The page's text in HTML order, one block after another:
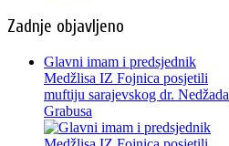
Zadnje objavljeno
Glavni imam i predsjednik
Medžlisa IZ Fojnica posjetili
muftiju sarajevskog dr. Nedžada
Grabusa